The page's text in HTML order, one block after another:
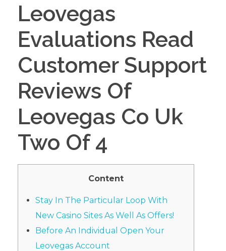
Leovegas
Evaluations Read
Customer Support
Reviews Of
Leovegas Co Uk
Two Of 4
Content
Stay In The Particular Loop With
New Casino Sites As Well As Offers!
Before An Individual Open Your
Leovegas Account